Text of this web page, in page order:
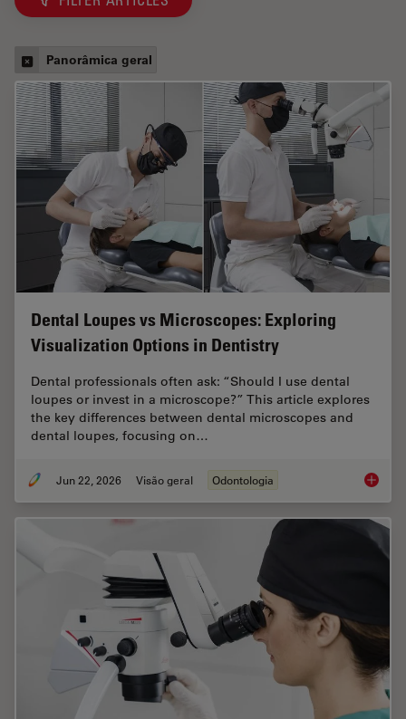
Panorâmica geral
Dental Loupes vs Microscopes: Exploring
Visualization Options in Dentistry
Dental professionals often ask: “Should I use dental
loupes or invest in a microscope?” This article explores
the key differences between dental microscopes and
dental loupes, focusing on…
Jun 22, 2026 Visão geral Odontologia Dental